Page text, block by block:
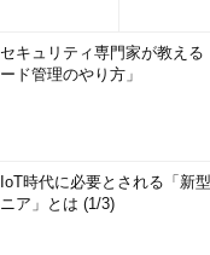
セキュリティ専門家が教える
ード管理のやり方」
IoT時代に必要とされる「新
ニア」とは (1/3)